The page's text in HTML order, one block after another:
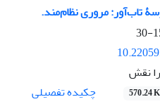
تاب‌آور: مروری نظام‌مند.
نقش
570.24 K
چکیده تفصیلی